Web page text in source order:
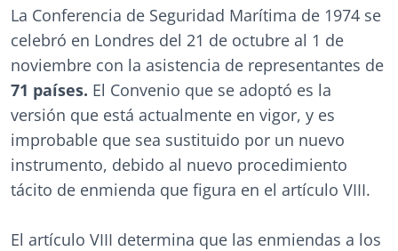
La Conferencia de Seguridad Marítima de 1974 se
celebró en Londres del 21 de octubre al 1 de
noviembre con la asistencia de representantes de
71 países. El Convenio que se adoptó es la
versión que está actualmente en vigor, y es
improbable que sea sustituido por un nuevo
instrumento, debido al nuevo procedimiento
tácito de enmienda que figura en el artículo VIII.
El artículo VIII determina que las enmiendas a los